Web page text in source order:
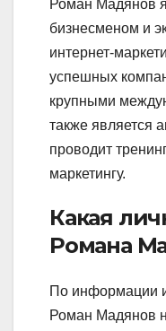
Роман Мадянов
бизнесменом и
интернет-
успешных
крупными
также является
проводит
маркетингу.
Какая
Романа
По информации
Роман Мадянов